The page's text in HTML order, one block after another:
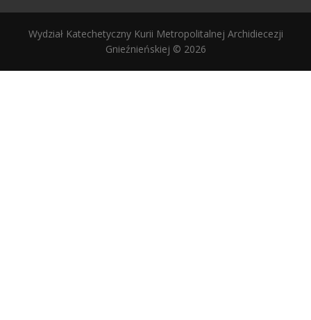
Wydział Katechetyczny Kurii Metropolitalnej Archidiecezji
Gnieźnieńskiej © 2026